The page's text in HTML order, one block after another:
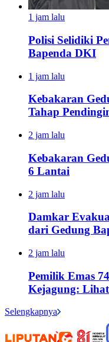
1 jam lalu
Polisi Selidiki
Bapenda DKI
1 jam lalu
Kebakaran
Tahap
2 jam lalu
Kebakaran
6 Lantai
2 jam lalu
Damkar
dari Gedung
2 jam lalu
Pemilik Emas
Kejagung:
Selengkapnya